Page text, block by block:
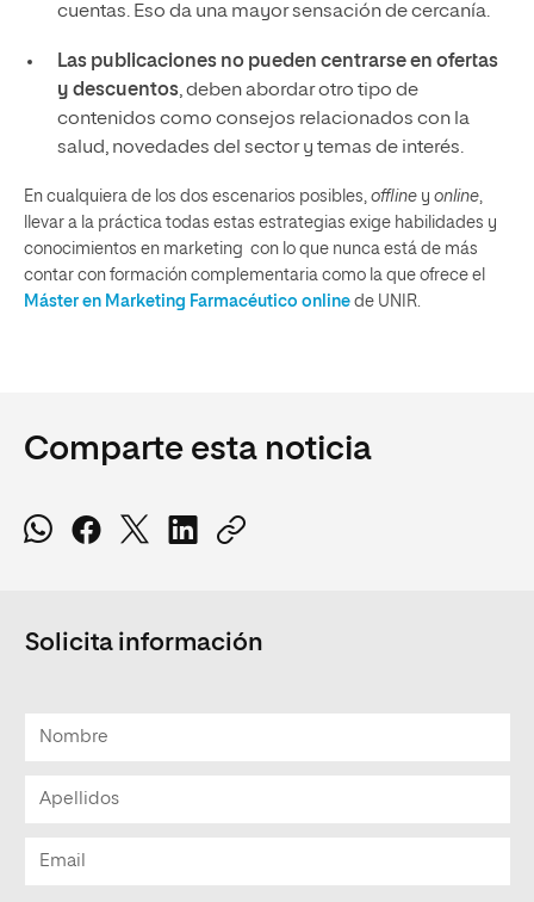
cuentas. Eso da una mayor sensación de cercanía.
Las publicaciones no pueden centrarse en ofertas
y descuentos, deben abordar otro tipo de
contenidos como consejos relacionados con la
salud, novedades del sector y temas de interés.
En cualquiera de los dos escenarios posibles, offline y online
llevar a la práctica todas estas estrategias exige habilidades y
conocimientos en marketing con lo que nunca está de más
contar con formación complementaria como la que ofrece el
Máster en Marketing Farmacéutico online de UNIR.
Comparte esta noticia
Solicita información